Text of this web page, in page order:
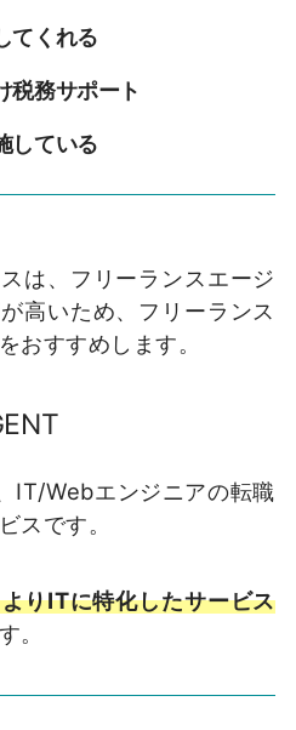
てくれる
税務サポート
している
は、フリーランスエージ
高いため、フリーランス
おすすめします。
IT/Webエンジニアの転職
スです。
りITに特化したサービス
。